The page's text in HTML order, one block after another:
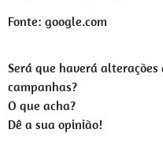
Fonte: google.com
Será que haverá
campanhas?
O que acha?
Dê a sua opinião!